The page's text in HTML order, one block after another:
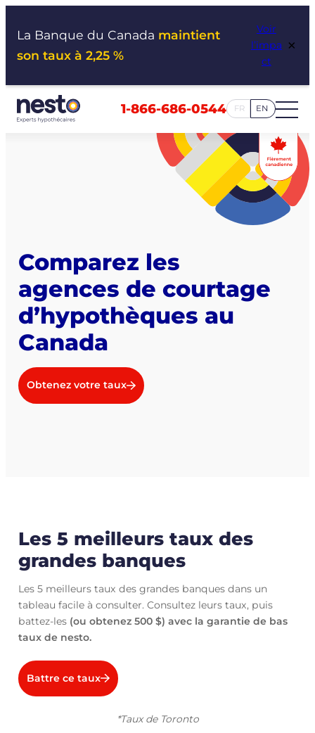
La Banque du Canada maintient
son taux à 2,25 %
Voir
l’impa
ct
×
1-866-686-0544 FR EN
Comparez les
agences de courtage
d’hypothèques au
Canada
Obtenez votre taux
Les 5 meilleurs taux des
grandes banques
Les 5 meilleurs taux des grandes banques dans un
tableau facile à consulter. Consultez leurs taux, puis
battez-les (ou obtenez 500 $) avec la garantie de bas
taux de nesto.
Battre ce taux
*Taux de Toronto